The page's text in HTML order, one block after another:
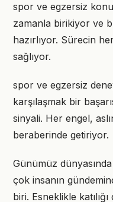
spor ve egzersiz
zamanla birikiyor ve
hazırlıyor. Sürecin
sağlıyor.
spor ve egzersiz
karşılaşmak bir
sinyali. Her engel,
beraberinde getiriyor.
Günümüz
çok insanın
biri. Esneklikle